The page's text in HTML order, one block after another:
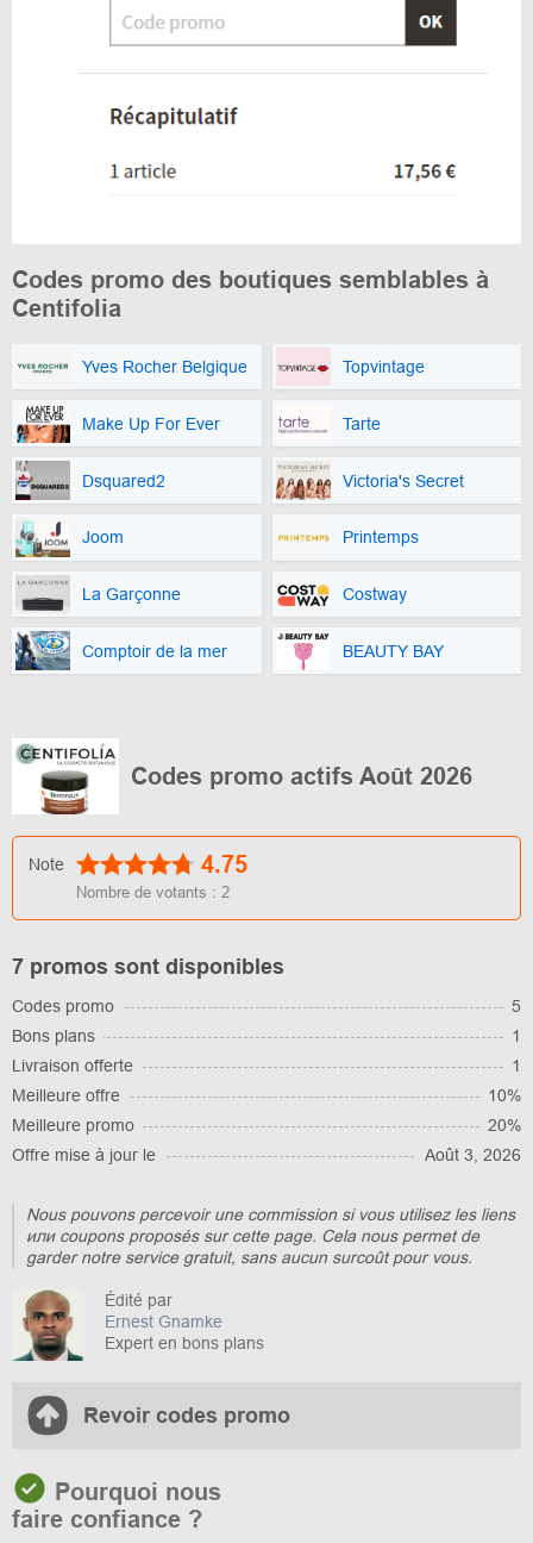
Codes promo des boutiques semblables à
Centifolia
Yves Rocher Belgique Topvintage
Make Up For Ever Tarte
Dsquared2 Victoria's Secret
Joom Printemps
La Garçonne Costway
Comptoir de la mer BEAUTY BAY
Codes promo actifs Août 2026
Note 4.75
Nombre de votants : 2
7 promos sont disponibles
Codes promo
5
Bons plans
1
Livraison offerte
1
Meilleure offre
10%
Meilleure promo
20%
Offre mise à jour le
Août 3, 2026
Nous pouvons percevoir une commission si vous utilisez les liens
или coupons proposés sur cette page. Cela nous permet de
garder notre service gratuit, sans aucun surcoût pour vous.
Édité par
Ernest Gnamke
Expert en bons plans
Revoir codes promo
Pourquoi nous
faire confiance ?